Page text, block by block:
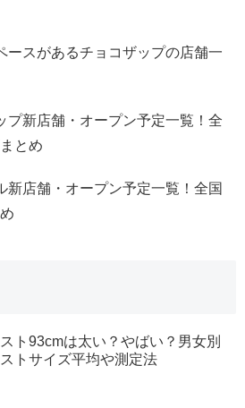
ースがあるチョコザップの店舗一
プ新店舗・オープン予定一覧！全
とめ
新店舗・オープン予定一覧！全国
ト93cmは太い？やばい？男女別
トサイズ平均や測定法